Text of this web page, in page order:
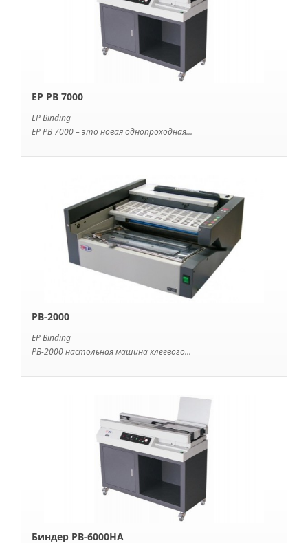
EP PB 7000
EP Binding
EP PB 7000 – это новая однопроходная...
PB-2000
EP Binding
PB-2000 настольная машина клеевого...
Биндер PB-6000НА